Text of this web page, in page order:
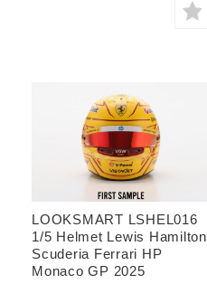
LOOKSMART LSHEL016
1/5 Helmet Lewis Hamilton
Scuderia Ferrari HP
Monaco GP 2025